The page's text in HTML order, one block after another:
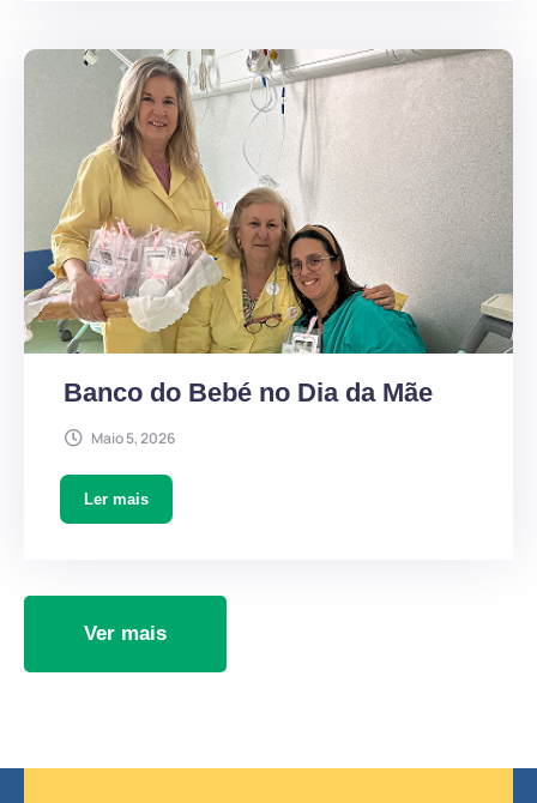
Banco do Bebé no Dia da Mãe
Maio 5, 2026
Ler mais
Ver mais